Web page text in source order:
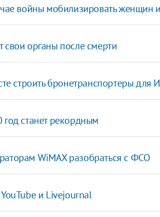
войны мобилизировать женщин
свои органы после смерти
строить бронетранспортеры для
станет рекордным
WiMAX разобраться с ФСО
и Livejournal